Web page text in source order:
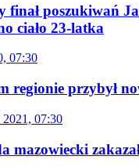
finał poszukiwań
ciało 23-latka
07:30
regionie przybył
07:30
mazowiecki